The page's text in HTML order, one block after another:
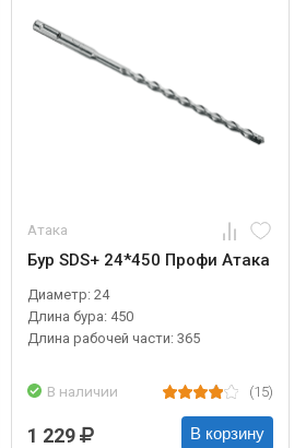
Атака
Бур SDS+ 24*450 Профи Атака
Диаметр: 24
Длина бура: 450
Длина рабочей части: 365
В наличии (15)
1 229 В корзину